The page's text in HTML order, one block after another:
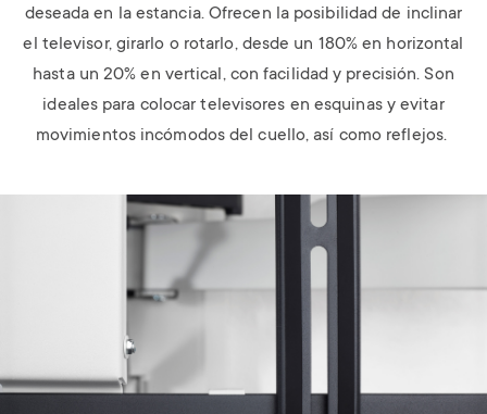
deseada en la estancia. Ofrecen la posibilidad de inclinar
el televisor, girarlo o rotarlo, desde un 180% en horizontal
hasta un 20% en vertical, con facilidad y precisión. Son
ideales para colocar televisores en esquinas y evitar
movimientos incómodos del cuello, así como reflejos.